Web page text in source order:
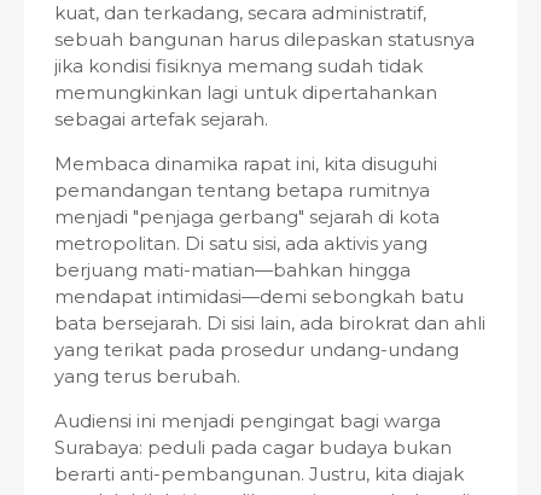
kuat, dan terkadang, secara administratif,
sebuah bangunan harus dilepaskan statusnya
jika kondisi fisiknya memang sudah tidak
memungkinkan lagi untuk dipertahankan
sebagai artefak sejarah.
Membaca dinamika rapat ini, kita disuguhi
pemandangan tentang betapa rumitnya
menjadi "penjaga gerbang" sejarah di kota
metropolitan. Di satu sisi, ada aktivis yang
berjuang mati-matian—bahkan hingga
mendapat intimidasi—demi sebongkah batu
bata bersejarah. Di sisi lain, ada birokrat dan ahli
yang terikat pada prosedur undang-undang
yang terus berubah.
Audiensi ini menjadi pengingat bagi warga
Surabaya: peduli pada cagar budaya bukan
berarti anti-pembangunan. Justru, kita diajak